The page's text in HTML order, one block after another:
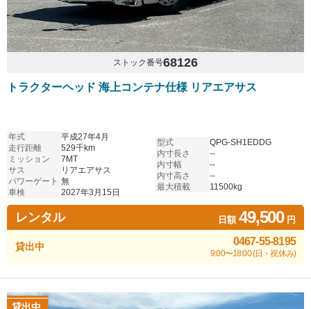
ストック番号68126
トラクターヘッド 海上コンテナ仕様 リアエアサス
年式
平成27年4月
走行距離
529千km
ミッション
7MT
サス
リアエアサス
パワーゲート 無
車検
2027年3月15日
型式
QPG-SH1EDDG
内寸長さ
--
内寸幅
--
内寸高さ
--
最大積載
11500kg
レンタル 日額49,500円
貸出中 0467-55-8195
9:00〜18:00 (日・祝休み)